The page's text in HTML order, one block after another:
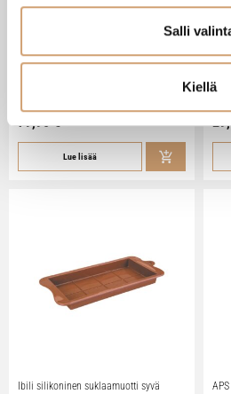
Salli
Kiellä
Zassenhaus Gera sähköinen
pippurimylly 18cm
79,90€
Lue lisää
Ibili
Heti
Ibili silikoninen suklaamuotti syvä